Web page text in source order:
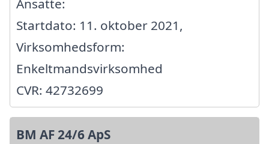
Ansatte:
Startdato: 11. oktober 2021,
Virksomhedsform:
Enkeltmandsvirksomhed
CVR: 42732699
BM AF 24/6 ApS